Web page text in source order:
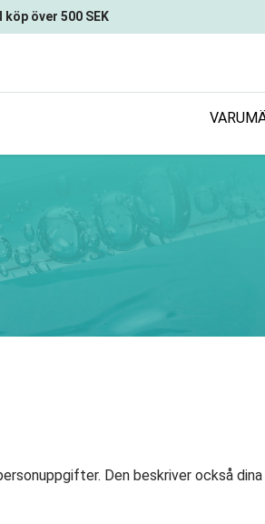
över 500 SEK
Den beskriver också